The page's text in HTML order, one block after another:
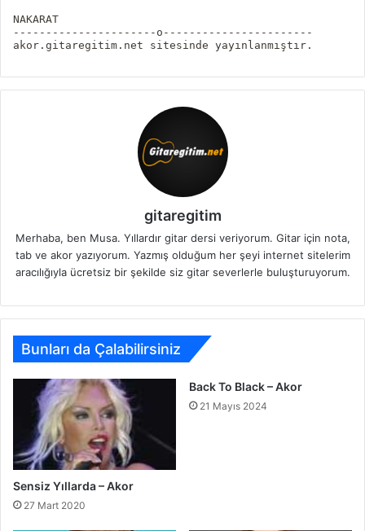
NAKARAT
----------------------o-----------------------
akor.gitaregitim.net sitesinde yayınlanmıştır.
gitaregitim
Merhaba, ben Musa. Yıllardır gitar dersi veriyorum. Gitar için nota,
tab ve akor yazıyorum. Yazmış olduğum her şeyi internet sitelerim
aracılığıyla ücretsiz bir şekilde siz gitar severlerle buluşturuyorum.
Bunları da Çalabilirsiniz
Sensiz Yıllarda – Akor
27 Mart 2020
Back To Black – Akor
21 Mayıs 2024